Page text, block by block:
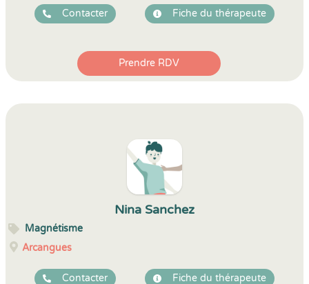
Contacter Fiche du thérapeute
Prendre RDV
Nina Sanchez
Magnétisme
Arcangues
Contacter Fiche du thérapeute